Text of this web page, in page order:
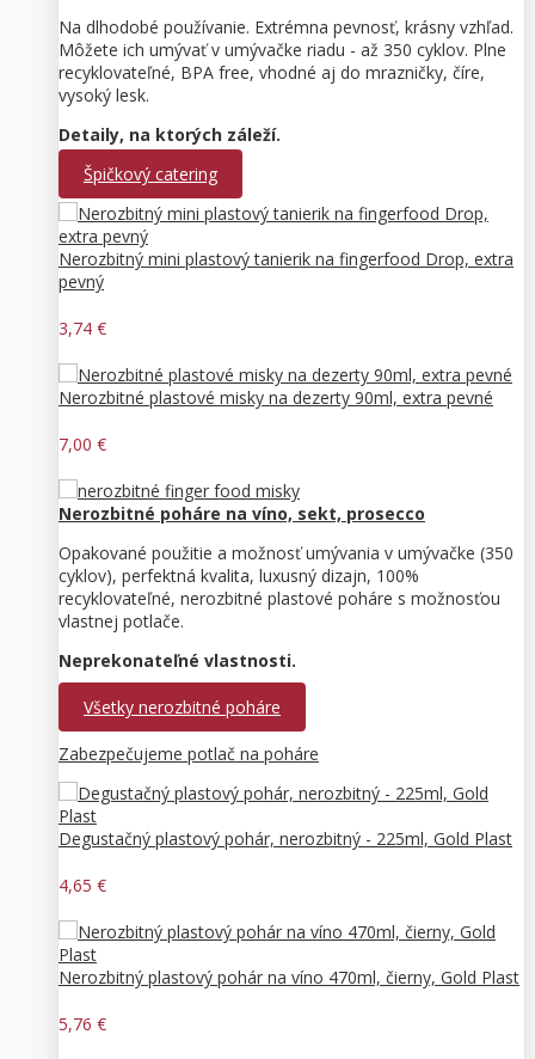
Na dlhodobé používanie. Extrémna pevnosť, krásny vzhľad.
Môžete ich umývať v umývačke riadu - až 350 cyklov. Plne
recyklovateľné, BPA free, vhodné aj do mrazničky, číre,
vysoký lesk.
Detaily, na ktorých záleží.
Špičkový catering
Nerozbitný mini plastový tanierik na fingerfood Drop, extra
pevný
3,74 €
Nerozbitné plastové misky na dezerty 90ml, extra pevné
7,00 €
Nerozbitné poháre na víno, sekt, prosecco
Opakované použitie a možnosť umývania v umývačke (350
cyklov), perfektná kvalita, luxusný dizajn, 100%
recyklovateľné, nerozbitné plastové poháre s možnosťou
vlastnej potlače.
Neprekonateľné vlastnosti.
Všetky nerozbitné poháre
Zabezpečujeme potlač na poháre
Degustačný plastový pohár, nerozbitný - 225ml, Gold Plast
4,65 €
Nerozbitný plastový pohár na víno 470ml, čierny, Gold Plast
5,76 €